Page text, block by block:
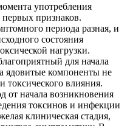
употребления
признаков.
периода разная, и
состояния
нагрузки.
для начала
ядовитые компоненты не
токсического влияния.
от начала возникновения
токсинов и инфекции
клиническая стадия,